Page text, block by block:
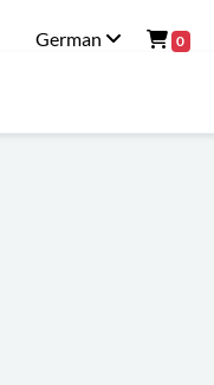
German 0